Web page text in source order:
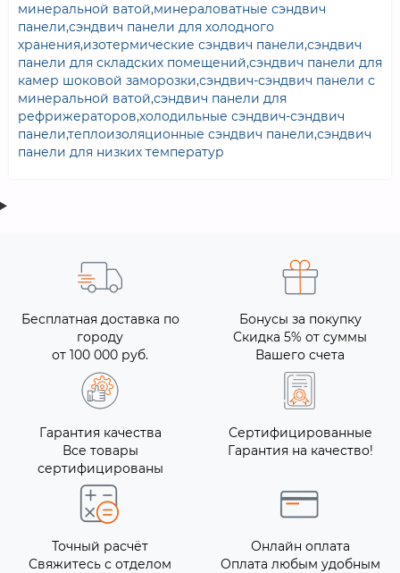
минеральной ватой,минераловатные сэндвич
панели,сэндвич панели для холодного
хранения,изотермические сэндвич панели,сэндвич
панели для складских помещений,сэндвич панели для
камер шоковой заморозки,сэндвич-сэндвич панели с
минеральной ватой,сэндвич панели для
рефрижераторов,холодильные сэндвич-сэндвич
панели,теплоизоляционные сэндвич панели,сэндвич
панели для низких температур
Бесплатная доставка по
городу
от 100 000 руб.
Бонусы за покупку
Скидка 5% от суммы
Вашего счета
Гарантия качества
Все товары
сертифицированы
Сертифицированные
Гарантия на качество!
Точный расчёт
Свяжитесь с отделом
Онлайн оплата
Оплата любым удобным